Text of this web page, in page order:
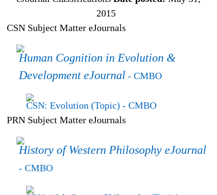
2015
CSN Subject Matter eJournals
Human Cognition in Evolution &
Development eJournal - CMBO
CSN: Evolution (Topic) - CMBO
PRN Subject Matter eJournals
History of Western Philosophy eJournal
- CMBO